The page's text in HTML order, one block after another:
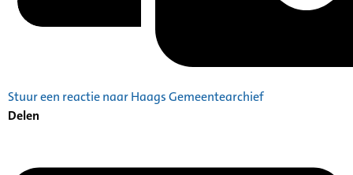
Stuur een reactie naar Haags Gemeentearchief
Delen